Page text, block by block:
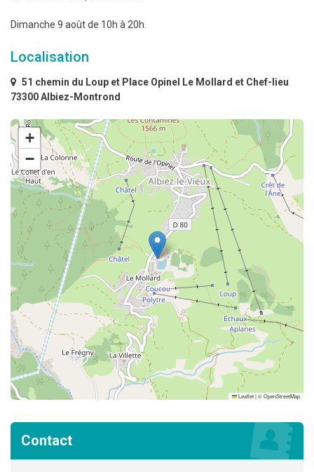
Dimanche 9 août de 10h à 20h.
Localisation
51 chemin du Loup et Place Opinel Le Mollard et Chef-lieu
73300 Albiez-Montrond
+
−
Leaflet|©OpenStreetMap
Contact